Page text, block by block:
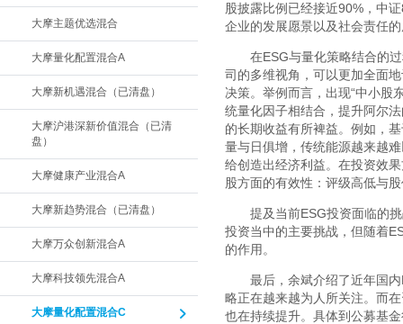
大摩主题优选混合
大摩量化配置混合A
大摩新机遇混合（已清盘）
大摩沪港深新价值混合（已清
盘）
大摩健康产业混合A
大摩新趋势混合（已清盘）
大摩万众创新混合A
大摩科技领先混合A
大摩量化配置混合C
股披露比例已经接近90%，中
企业的发展愿景以及社会责任
在ESG与量化策略结合的
司的多维视角，可以更加全面
决策。举例而言，出现“中小股
统量化因子相结合，提升阿尔
的长期收益有所裨益。例如，
量与日俱增，传统能源越来越
给创造出经济利益。在投资效
股方面的有效性：评级高低与
提及当前ESG投资面临的
投资当中的主要挑战，但随着
的作用。
最后，余斌介绍了近年国
略正在越来越为人所关注。而
也在持续提升。具体到公募基